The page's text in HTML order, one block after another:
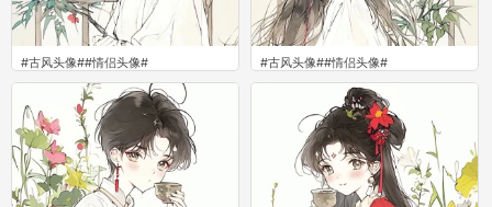
#古风头像##‍情侣头像#
0
#古风头像##‍情侣头像#
0